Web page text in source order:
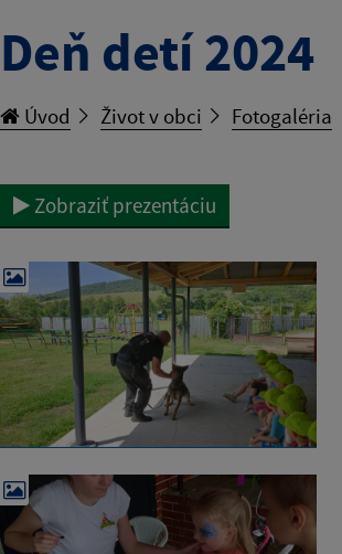
Deň detí 2024
Úvod Život v obci Fotogaléria
Zobraziť prezentáciu